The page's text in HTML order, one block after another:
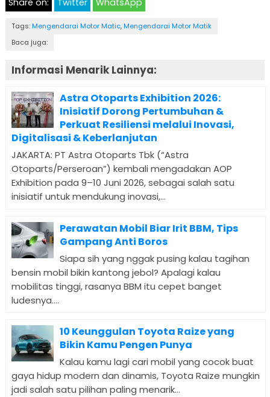
Tags: Mengendarai Motor Matic, Mengendarai Motor Matik
Baca juga:
Informasi Menarik Lainnya:
Astra Otoparts Exhibition 2026:
Inisiatif Dorong Pertumbuhan &
Perkuat Resiliensi melalui Inovasi,
Digitalisasi & Keberlanjutan
JAKARTA: PT Astra Otoparts Tbk (“Astra
Otoparts/Perseroan”) kembali mengadakan AOP
Exhibition pada 9–10 Juni 2026, sebagai salah satu
inisiatif untuk mendukung inovasi,...
Perawatan Mobil Biar Irit BBM, Tips
Gampang Anti Boros
Siapa sih yang nggak pusing kalau tagihan
bensin mobil bikin kantong jebol? Apalagi kalau
mobilitas tinggi, rasanya BBM itu cepet banget
ludesnya....
10 Keunggulan Toyota Raize yang
Bikin Kamu Pengen Punya
Kalau kamu lagi cari mobil yang cocok buat
gaya hidup modern dan dinamis, Toyota Raize mungkin
jadi salah satu pilihan paling menarik...